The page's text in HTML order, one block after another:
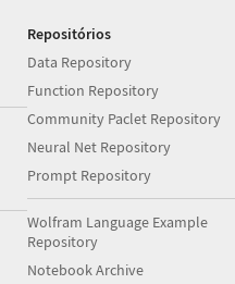
Repositórios
Data Repository
Function Repository
Community Paclet Repository
Neural Net Repository
Prompt Repository
Wolfram Language Example
Repository
Notebook Archive